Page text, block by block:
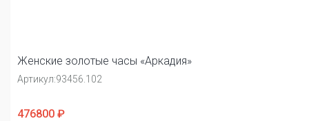
Женские золотые часы «Аркадия»
Артикул:93456.102
476800 ₽